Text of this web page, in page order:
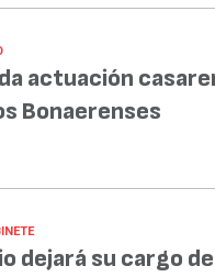
actuación
Bonaerenses
dejará su cargo